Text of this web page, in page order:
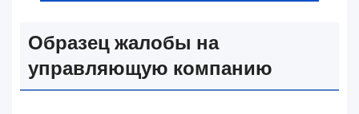
Образец жалобы на
управляющую компанию